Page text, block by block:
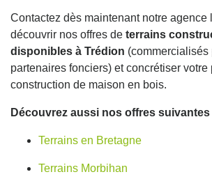
Contactez dès maintenant notre agence
découvrir nos offres de terrains
disponibles à Trédion (commercialisés
partenaires fonciers) et concrétiser votre
construction de maison en bois.
Découvrez aussi nos offres suivantes
Terrains en Bretagne
Terrains Morbihan